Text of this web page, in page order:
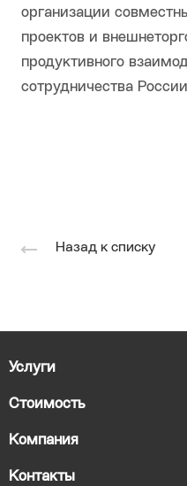
организации
проектов и
продуктивного
сотрудничества
Назад к списку
Услуги
Стоимость
Компания
Контакты